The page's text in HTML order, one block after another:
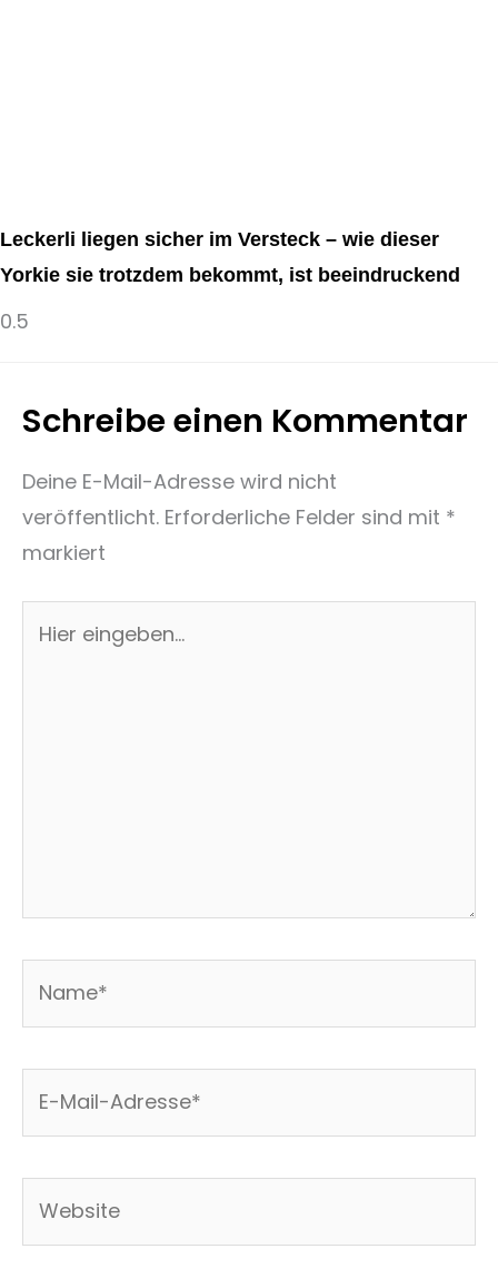
Leckerli liegen sicher im Versteck – wie dieser
Yorkie sie trotzdem bekommt, ist beeindruckend
Schreibe einen Kommentar
Deine E-Mail-Adresse wird nicht
veröffentlicht. Erforderliche Felder sind mit *
markiert
eingeben…